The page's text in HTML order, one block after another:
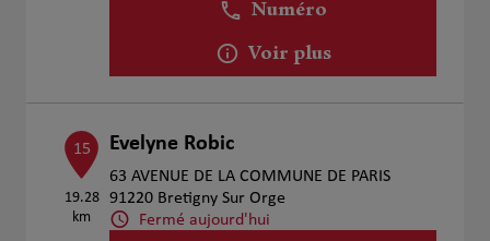
Numéro
Voir plus
15
19.28
km
Evelyne Robic
63 AVENUE DE LA COMMUNE DE PARIS
91220 Bretigny Sur Orge
Fermé aujourd'hui